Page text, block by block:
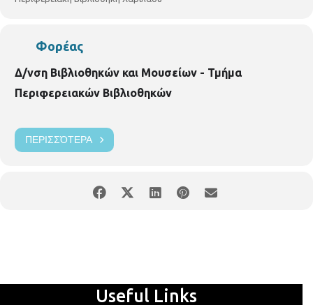
Φορέας
Δ/νση Βιβλιοθηκών και Μουσείων - Τμήμα
Περιφερειακών Βιβλιοθηκών
ΠΕΡΙΣΣΌΤΕΡΑ
Useful Links